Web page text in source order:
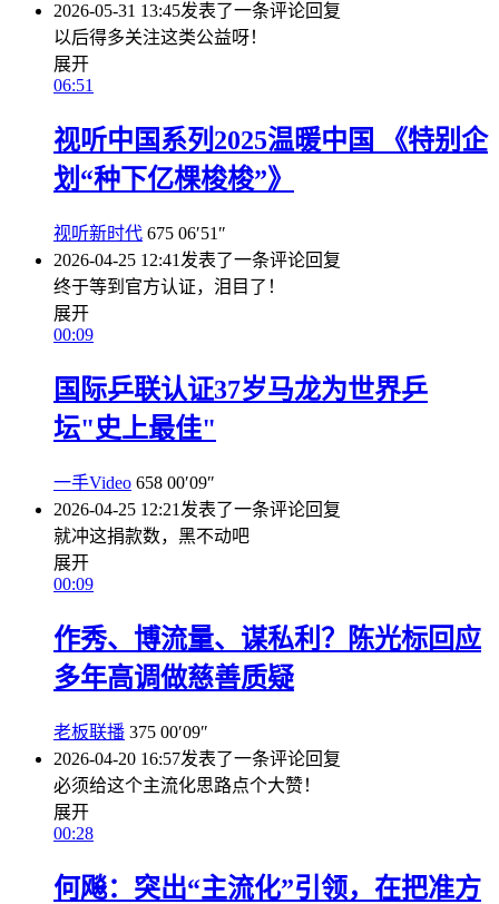
2026-05-31 13:45发表了一条评论回复
以后得多关注这类公益呀！
展开
06:51
视听中国系列2025温暖中国 《特别企
划“种下亿棵梭梭”》
视听新时代 675 06′51″
2026-04-25 12:41 发表了一条评论回复
终于等到官方认证，泪目了！
展开
00:09
国际乒联认证37岁马龙为世界乒
坛"史上最佳"
一手Video 658 00′09″
2026-04-25 12:21 发表了一条评论回复
就冲这捐款数，黑不动吧
展开
00:09
作秀、博流量、谋私利？陈光标回应
多年高调做慈善质疑
老板联播 375 00′09″
2026-04-20 16:57发表了一条评论回复
必须给这个主流化思路点个大赞！
展开
00:28
何飚：突出“主流化”引领，在把准方